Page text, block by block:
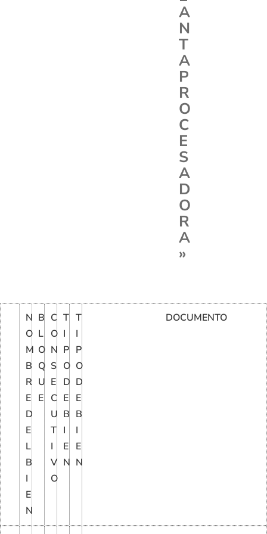
A
N
T
A
P
R
O
C
E
S
A
D
O
R
A
»
N
O
M
B
R
E
D
E
L
B
I
E
N
B
L
O
Q
U
E
C
O
N
S
E
C
U
T
I
V
O
T
I
P
O
D
E
B
I
E
N
T
I
P
O
D
E
B
I
E
N
DOCUMENTO